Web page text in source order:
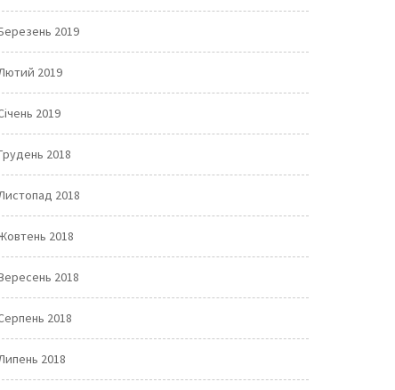
2019
2019
2019
2018
2018
2018
2018
2018
2018